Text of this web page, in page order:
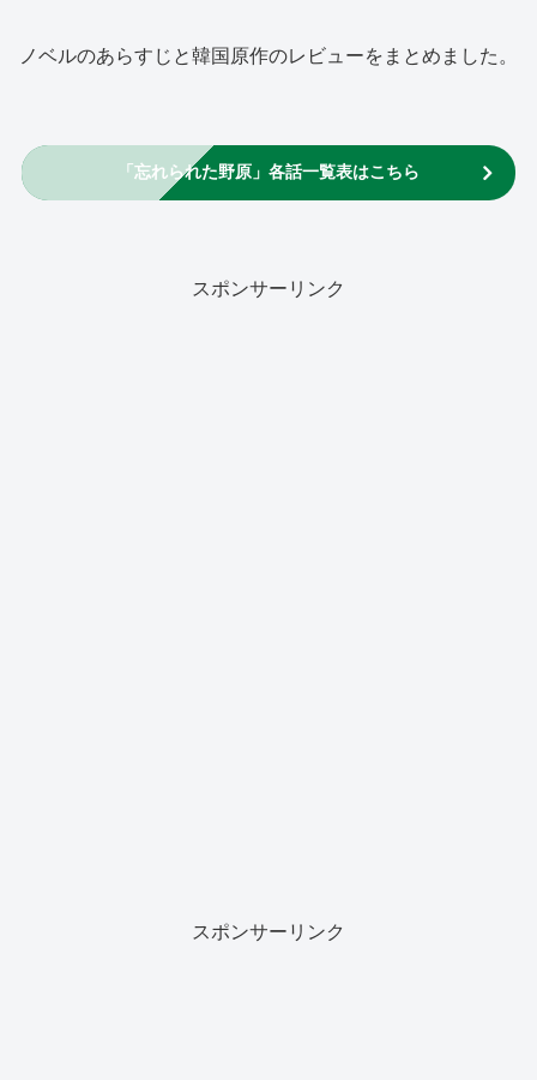
ノベルのあらすじと韓国原作のレビューをまとめました。
「忘れられた野原」各話一覧表はこちら
スポンサーリンク
スポンサーリンク